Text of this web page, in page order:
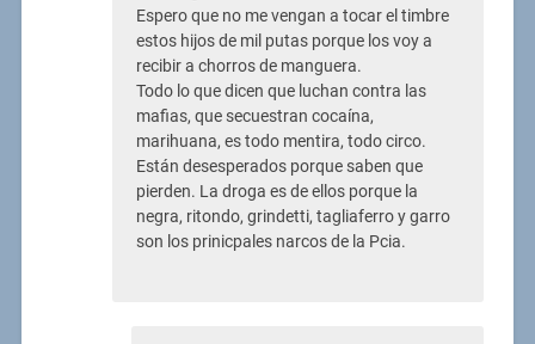
Espero que no me vengan a tocar el timbre
estos hijos de mil putas porque los voy a
recibir a chorros de manguera.
Todo lo que dicen que luchan contra las
mafias, que secuestran cocaína,
marihuana, es todo mentira, todo circo.
Están desesperados porque saben que
pierden. La droga es de ellos porque la
negra, ritondo, grindetti, tagliaferro y garro
son los prinicpales narcos de la Pcia.